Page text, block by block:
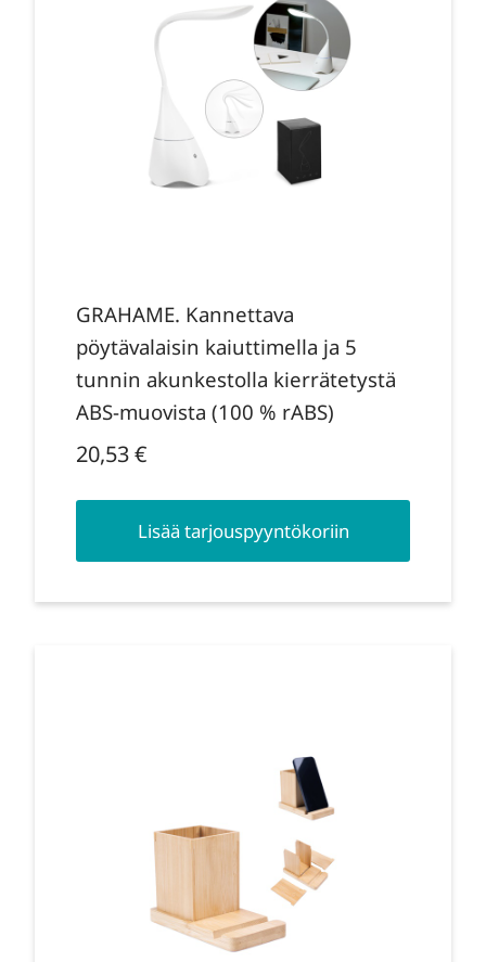
GRAHAME. Kannettava
pöytävalaisin kaiuttimella ja 5
tunnin akunkestolla kierrätetystä
ABS-muovista (100 % rABS)
20,53€
Lisää tarjouspyyntökoriin